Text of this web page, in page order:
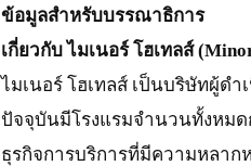
ข้อมูลสำหรับบรรณาธิการ
เกี่ยวกับ ไมเนอร์ โฮเทลส์
ไมเนอร์ โฮเทลส์ เป็นบริษัทผู้ด
ปัจจุบันมีโรงแรมจำนวนทั้งหมด
ธุรกิจการบริการที่มีความหลาก